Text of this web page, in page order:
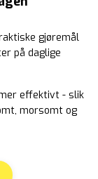
gjøremål
på daglige
effektivt - slik
morsomt og